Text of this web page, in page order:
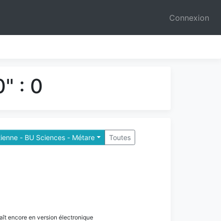
Connexion
: 0
- BU Sciences - Métare Toutes
encore en version électronique